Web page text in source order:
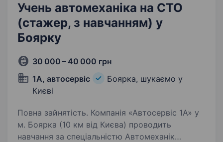
Учень автомеханіка на СТО
(стажер, з навчанням) у
Боярку
30 000 – 40 000 грн
1А, автосервіс
Боярка, шукаємо у
Києві
Повна зайнятість. Компанія «Автосервіс 1А» у
м. Боярка (10 км від Києва) проводить
навчання за спеціальністю Автомеханік